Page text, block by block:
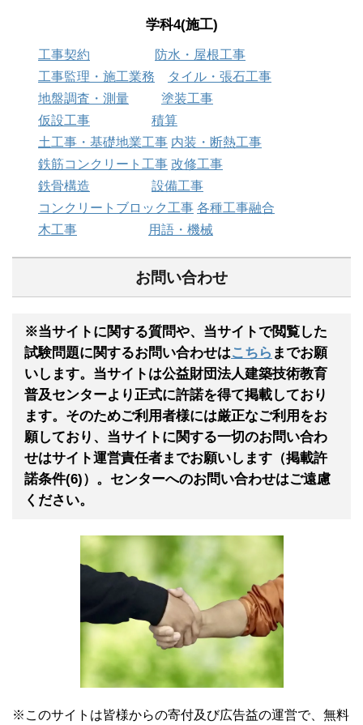
学科4(施工)
工事契約
防水・屋根工事
工事監理・施工業務
タイル・張石工事
地盤調査・測量
塗装工事
仮設工事
積算
土工事・基礎地業工事 内装・断熱工事
鉄筋コンクリート工事 改修工事
鉄骨構造
設備工事
コンクリートブロック工事 各種工事融合
木工事
用語・機械
お問い合わせ
※当サイトに関する質問や、当サイトで閲覧した
試験問題に関するお問い合わせはこちら までお願
いします。当サイトは公益財団法人建築技術教育
普及センターより正式に許諾を得て掲載しており
ます。そのためご利用者様には厳正なご利用をお
願しており、当サイトに関する一切のお問い合わ
せはサイト運営責任者までお願いします（掲載許
諾条件(6)）。センターへのお問い合わせはご遠慮
ください。
※このサイトは皆様からの寄付及び広告益の運営で、無料